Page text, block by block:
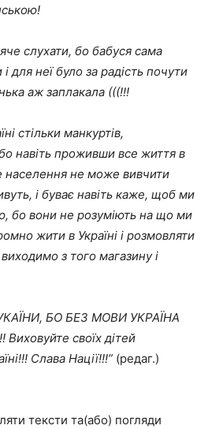
слухати, бо бабуся сама
для неї було за радість почути
аж заплакала (((!!!
стільки манкуртів,
навіть проживши все життя в
населення не може вивчити
і буває навіть каже, щоб ми
бо вони не розуміють на що ми
жити в Україні і розмовляти
з того магазину і
БО БЕЗ МОВИ УКРАЇНА
своїх дітей
Слава Нації!!!” (редаг.)
тексти та(або) погляди